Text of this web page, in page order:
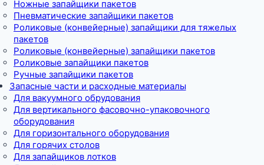
Ножные запайщики пакетов
Пневматические запайщики пакетов
Роликовые (конвейерные) запайщики для тяжелых
пакетов
Роликовые (конвейерные) запайщики пакетов
Роликовые запайщики пакетов
Ручные запайщики пакетов
Запасные части и расходные материалы
Для вакуумного обрудования
Для вертикального фасовочно-упаковочного
оборудования
Для горизонтального оборудования
Для горячих столов
Для запайщиков лотков